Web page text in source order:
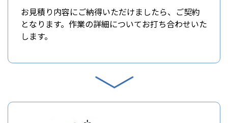
お見積り内容にご納得いただけましたら、ご契約
となります。作業の詳細についてお打ち合わせいた
します。